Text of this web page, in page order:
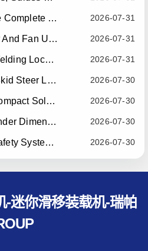
2026-07-31
Wheel Loader Blog: The Complete Guide To Wheel Loaders For Construction, Agriculture, And Material Handling
2026-07-31
RIPPA RS06-3 Radiator And Fan Upgrade — Effective July 10, 2026
2026-07-31
RIPPA RS06-3 Boom Welding Locating Bar Optimization — Effective July 15, 2026
2026-07-30
Mini Wheel Loader Vs Skid Steer Loader: Which Compact Machine Is Better For Your Business?
2026-07-30
Mini Wheel Loader: A Compact Solution For Efficient Material Handling
2026-07-30
RIPPA R10 Bucket Cylinder Dimension Optimization — Effective July 15, 2026
2026-07-30
RIPPA R10/R06 Seat Safety System Upgrade — Effective July 22, 2026
-迷你滑移装载机-瑞帕